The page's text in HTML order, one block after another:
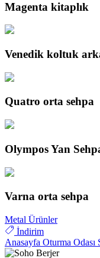
Magenta kitaplık
Venedik koltuk
Quatro orta sehpa
Olympos Yan
Varna orta sehpa
Metal Ürünler
İndirim
Anasayfa Oturma Odası